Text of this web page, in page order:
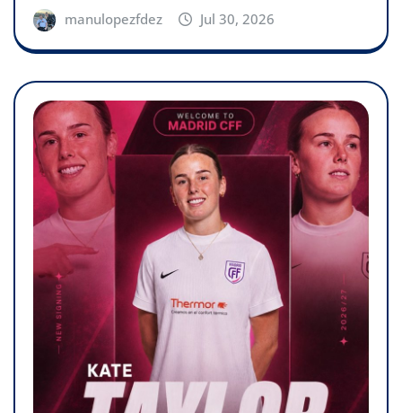
manulopezfdez Jul 30, 2026